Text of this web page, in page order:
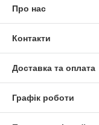
Про нас
Контакти
Доставка та оплата
Графік роботи